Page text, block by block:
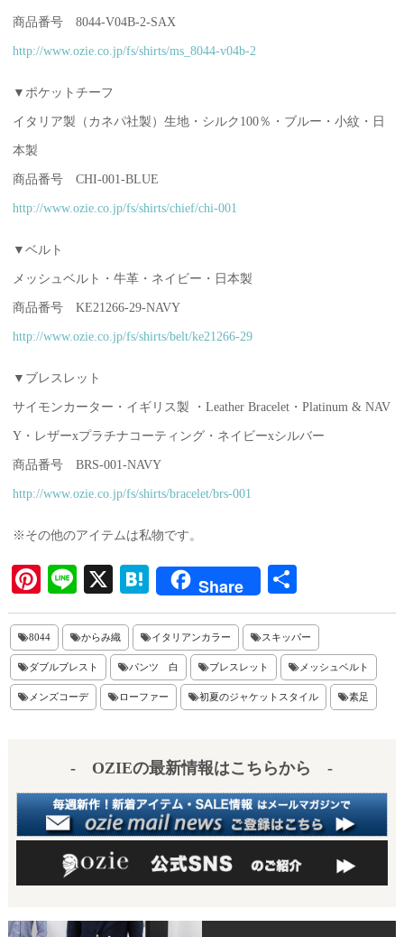
商品番号 8044-V04B-2-SAX
http://www.ozie.co.jp/fs/shirts/ms_8044-v04b-2
▼ポケットチーフ
イタリア製（カネパ社製）生地・シルク100％・ブルー・小紋・日
本製
商品番号 CHI-001-BLUE
http://www.ozie.co.jp/fs/shirts/chief/chi-001
▼ベルト
メッシュベルト・牛革・ネイビー・日本製
商品番号 KE21266-29-NAVY
http://www.ozie.co.jp/fs/shirts/belt/ke21266-29
▼ブレスレット
サイモンカーター・イギリス製 ・Leather Bracelet・Platinum & NAV
Y・レザーxプラチナコーティング・ネイビーxシルバー
商品番号 BRS-001-NAVY
http://www.ozie.co.jp/fs/shirts/bracelet/brs-001
※その他のアイテムは私物です。
Pi
nt
er
es
t
Li
ne
X H
at
en
a
Share
共
有
8044 からみ織 イタリアンカラー スキッパー
ダブルブレスト パンツ 白 ブレスレット メッシュベルト
メンズコーデ ローファー 初夏のジャケットスタイル 素足
- OZIEの最新情報はこちらから -